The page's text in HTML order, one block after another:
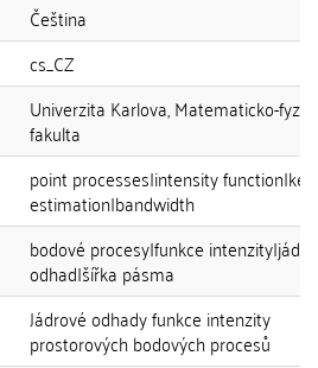
Čeština
cs_CZ
Univerzita Karlova, Matematicko-
fakulta
point processes|intensity
estimation|bandwidth
bodové procesy|funkce
odhad|šířka pásma
Jádrové odhady funkce intenzity
prostorových bodových procesů